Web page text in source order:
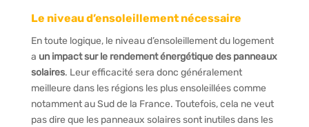
Le niveau d’ensoleillement nécessaire
En toute logique, le niveau d’ensoleillement du logement
a un impact sur le rendement énergétique des panneaux
solaires. Leur efficacité sera donc généralement
meilleure dans les régions les plus ensoleillées comme
notamment au Sud de la France. Toutefois, cela ne veut
pas dire que les panneaux solaires sont inutiles dans les